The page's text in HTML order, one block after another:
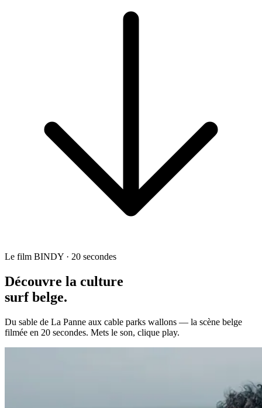
Le film BINDY · 20 secondes
Découvre la culture
surf belge.
Du sable de La Panne aux cable parks wallons — la scène belge
filmée en 20 secondes. Mets le son, clique play.